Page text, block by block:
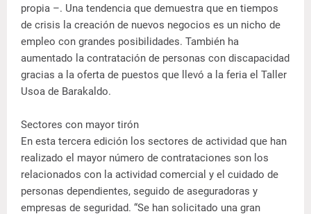
propia –. Una tendencia que demuestra que en tiempos
de crisis la creación de nuevos negocios es un nicho de
empleo con grandes posibilidades. También ha
aumentado la contratación de personas con discapacidad
gracias a la oferta de puestos que llevó a la feria el Taller
Usoa de Barakaldo.
Sectores con mayor tirón
En esta tercera edición los sectores de actividad que han
realizado el mayor número de contrataciones son los
relacionados con la actividad comercial y el cuidado de
personas dependientes, seguido de aseguradoras y
empresas de seguridad. “Se han solicitado una gran